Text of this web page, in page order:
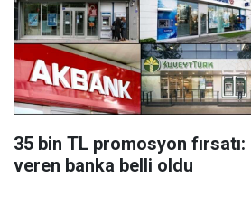
35 bin TL promosyon
veren banka belli oldu